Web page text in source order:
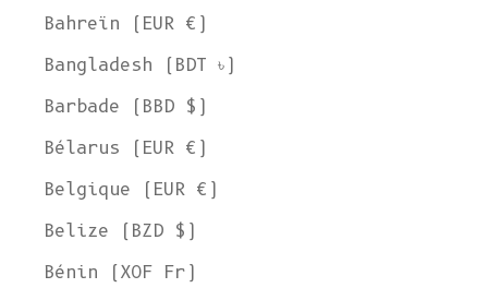
Bahreïn (EUR €)
Bangladesh (BDT ৳)
Barbade (BBD $)
Bélarus (EUR €)
Belgique (EUR €)
Belize (BZD $)
Bénin (XOF Fr)